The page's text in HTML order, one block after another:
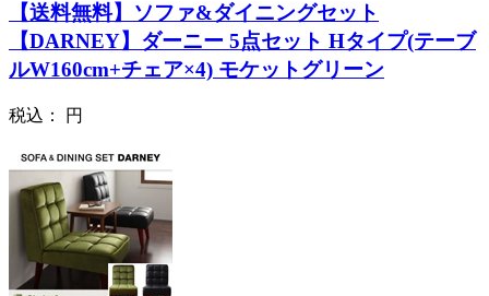
【送料無料】ソファ&ダイニングセット
【DARNEY】ダーニー 5点セット Hタイプ(テーブ
ルW160cm+チェア×4) モケットグリーン
税込： 円